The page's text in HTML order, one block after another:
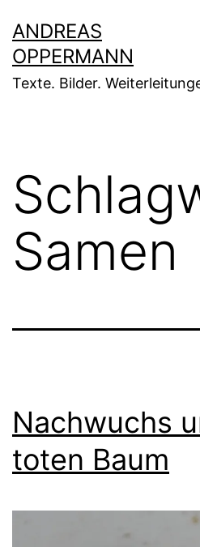
Inhalt
springen
ANDREAS
OPPERMANN
Texte. Bilder.
Samen
Nachwuchs
toten Baum